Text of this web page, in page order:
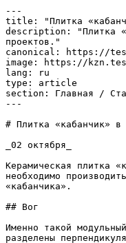
---
title: "Плитка
description: "Плитка
проектов."
canonical: https://
image: https://
lang: ru
type: article
section: Главная /
---
# Плитка «кабанчик» в
_02 октября_
Керамическая плитка
необходимо
«кабанчика».
## Вог
Именно такой
разделены